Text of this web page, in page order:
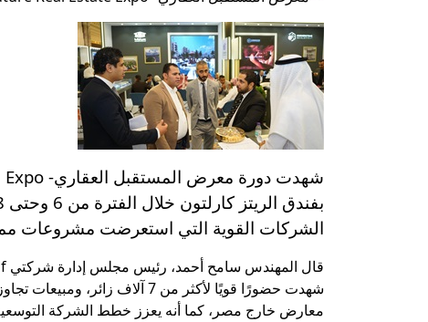
الشركات القوية التي استعرضت مشروعات مميزة
معارض خارج مصر، كما أنه يعزز خطط الشركة